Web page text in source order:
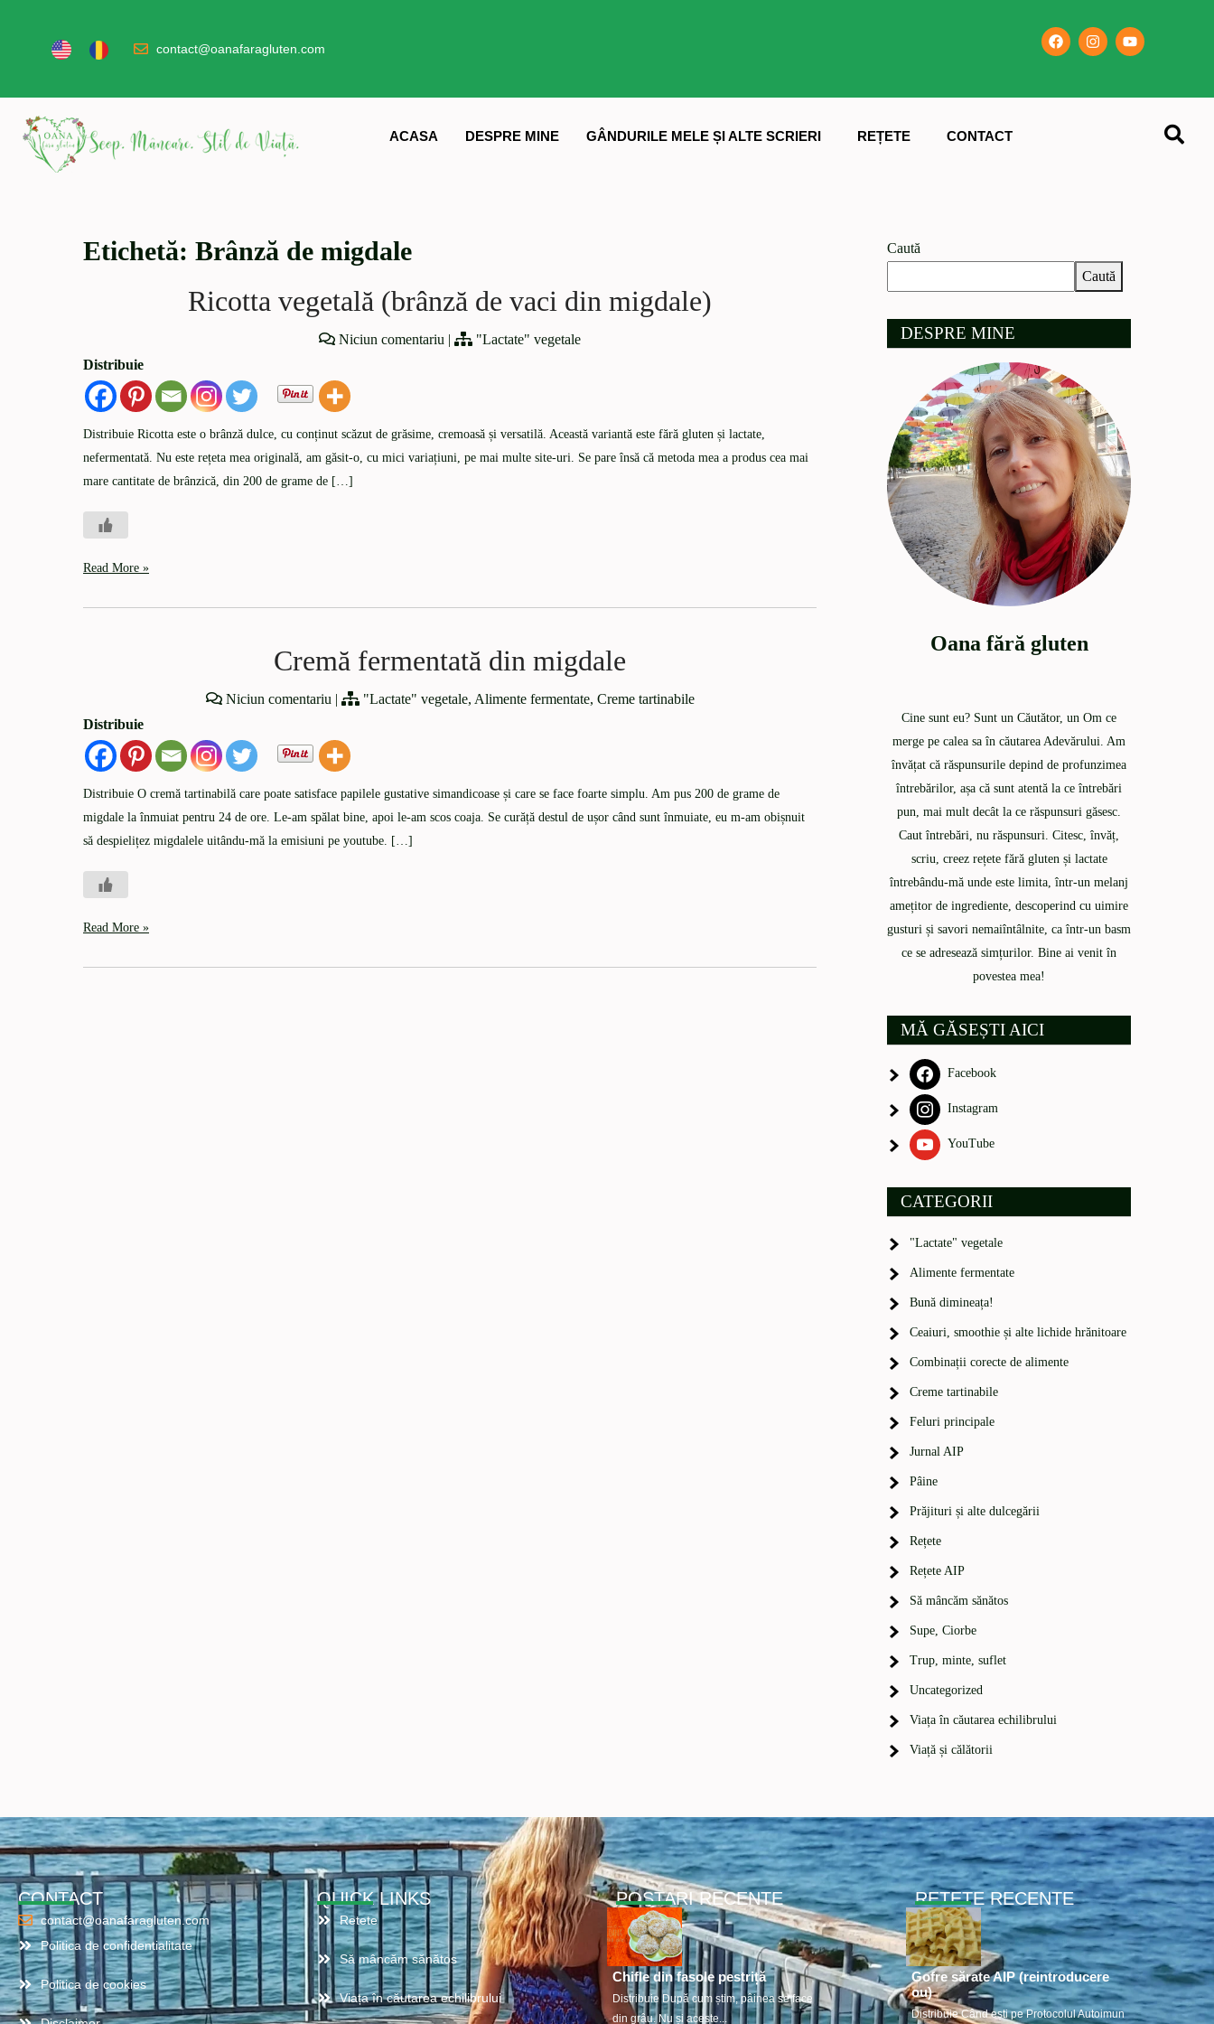
contact@oanafaragluten.com
ACASA DESPRE MINE GÂNDURILE MELE ȘI ALTE SCRIERI REȚETE CONTACT
Etichetă: Brânză de migdale
Ricotta vegetală (brânză de vaci din migdale)
Niciun comentariu |
"Lactate" vegetale
Distribuie
Distribuie Ricotta este o brânză dulce, cu conținut scăzut de grăsime, cremoasă și versatilă. Această variantă este fără gluten și lactate,
nefermentată. Nu este rețeta mea originală, am găsit-o, cu mici variațiuni, pe mai multe site-uri. Se pare însă că metoda mea a produs cea mai
mare cantitate de brânzică, din 200 de grame de […]
Read More »
Cremă fermentată din migdale
Niciun comentariu | "Lactate" vegetale, Alimente fermentate, Creme tartinabile
Distribuie
Distribuie O cremă tartinabilă care poate satisface papilele gustative simandicoase și care se face foarte simplu. Am pus 200 de grame de
migdale la înmuiat pentru 24 de ore. Le-am spălat bine, apoi le-am scos coaja. Se curăță destul de ușor când sunt înmuiate, eu m-am obișnuit
să despielițez migdalele uitându-mă la emisiuni pe youtube. […]
Read More »
Caută
Caută
DESPRE MINE
Oana fără gluten
Cine sunt eu? Sunt un Căutător, un Om ce
merge pe calea sa în căutarea Adevărului. Am
învățat că răspunsurile depind de profunzimea
întrebărilor, așa că sunt atentă la ce întrebări
pun, mai mult decât la ce răspunsuri găsesc.
Caut întrebări, nu răspunsuri. Citesc, învăț,
scriu, creez rețete fără gluten și lactate
întrebându-mă unde este limita, într-un melanj
amețitor de ingrediente, descoperind cu uimire
gusturi și savori nemaiîntâlnite, ca într-un basm
ce se adresează simțurilor. Bine ai venit în
povestea mea!
MĂ GĂSEȘTI AICI
Facebook
Instagram
YouTube
CATEGORII
"Lactate" vegetale
Alimente fermentate
Bună dimineața!
Ceaiuri, smoothie și alte lichide hrănitoare
Combinații corecte de alimente
Creme tartinabile
Feluri principale
Jurnal AIP
Pâine
Prăjituri și alte dulcegării
Rețete
Rețete AIP
Să mâncăm sănătos
Supe, Ciorbe
Trup, minte, suflet
Uncategorized
Viața în căutarea echilibrului
Viață și călătorii
CONTACT
contact@oanafaragluten.com
Politica de confidentialitate
Politica de cookies
QUICK LINKS
Retete
Să mâncăm sănătos
Viața în căutarea echilibrului
POSTARI RECENTE
Chifle din fasole pestriță
Distribuie După cum știm, pâinea se face
din grâu. Nu și aceste...
RETETE RECENTE
Gofre sărate AIP (reintroducere
ou)
Distribuie Când ești pe Protocolul Autoimun